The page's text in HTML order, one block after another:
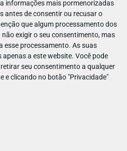
informações mais pormenorizadas
antes de consentir ou recusar o
que algum processamento dos
exigir o seu consentimento, mas
esse processamento. As suas
a este website. Você pode
seu consentimento a qualquer
e clicando no botão "Privacidade"